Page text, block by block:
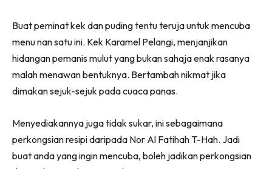
Buat peminat kek dan puding tentu teruja untuk mencuba
menu nan satu ini. Kek Karamel Pelangi, menjanjikan
hidangan pemanis mulut yang bukan sahaja enak rasanya
malah menawan bentuknya. Bertambah nikmat jika
dimakan sejuk-sejuk pada cuaca panas.
Menyediakannya juga tidak sukar, ini sebagaimana
perkongsian resipi daripada Nor Al Fatihah T-Hah. Jadi
buat anda yang ingin mencuba, boleh jadikan perkongsian